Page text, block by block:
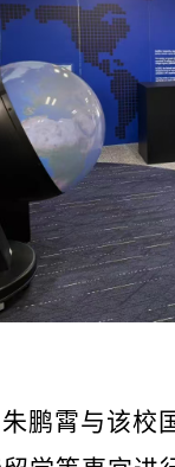
鹏霄与该校